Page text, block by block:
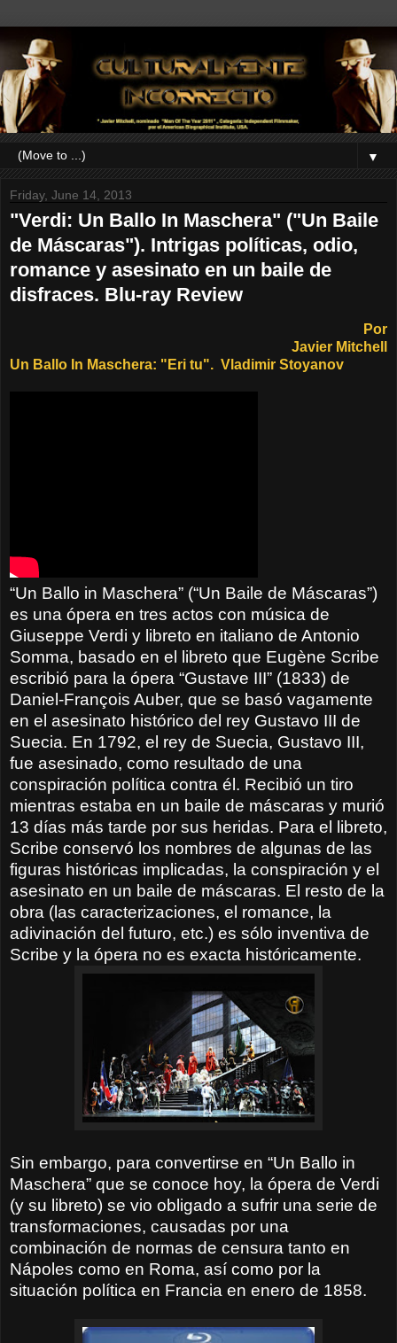
▼
Friday, June 14, 2013
"Verdi: Un Ballo In Maschera" ("Un Baile
de Máscaras"). Intrigas políticas, odio,
romance y asesinato en un baile de
disfraces. Blu-ray Review
Por
Javier Mitchell
Un Ballo In Maschera: "Eri tu". Vladimir Stoyanov
“Un Ballo in Maschera” (“Un Baile de Máscaras”)
es una ópera en tres actos con música de
Giuseppe Verdi y libreto en italiano de Antonio
Somma, basado en el libreto que Eugène Scribe
escribió para la ópera “Gustave III” (1833) de
Daniel-François Auber, que se basó vagamente
en el asesinato histórico del rey Gustavo III de
Suecia. En 1792, el rey de Suecia, Gustavo III,
fue asesinado, como resultado de una
conspiración política contra él. Recibió un tiro
mientras estaba en un baile de máscaras y murió
13 días más tarde por sus heridas. Para el libreto,
Scribe conservó los nombres de algunas de las
figuras históricas implicadas, la conspiración y el
asesinato en un baile de máscaras. El resto de la
obra (las caracterizaciones, el romance, la
adivinación del futuro, etc.) es sólo inventiva de
Scribe y la ópera no es exacta históricamente.
Sin embargo, para convertirse en “Un Ballo in
Maschera” que se conoce hoy, la ópera de Verdi
(y su libreto) se vio obligado a sufrir una serie de
transformaciones, causadas por una
combinación de normas de censura tanto en
Nápoles como en Roma, así como por la
situación política en Francia en enero de 1858.